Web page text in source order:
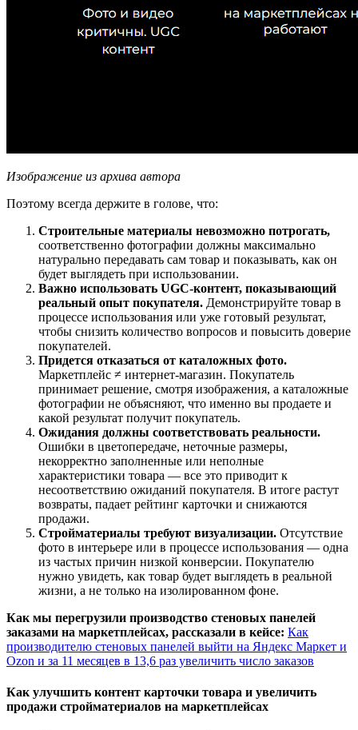
Изображение из архива автора
Поэтому всегда держите в голове, что:
Строительные материалы невозможно потрогать,
соответственно фотографии должны максимально
натурально передавать сам товар и показывать, как он
будет выглядеть при использовании.
Важно использовать UGC-контент, показывающий
реальный опыт покупателя. Демонстрируйте товар в
процессе использования или уже готовый результат,
чтобы снизить количество вопросов и повысить доверие
покупателей.
Придется отказаться от каталожных фото.
Маркетплейс ≠ интернет-магазин. Покупатель
принимает решение, смотря изображения, а каталожные
фотографии не объясняют, что именно вы продаете и
какой результат получит покупатель.
Ожидания должны соответствовать реальности.
Ошибки в цветопередаче, неточные размеры,
некорректно заполненные или неполные
характеристики товара — все это приводит к
несоответствию ожиданий покупателя. В итоге растут
возвраты, падает рейтинг карточки и снижаются
продажи.
Стройматериалы требуют визуализации. Отсутствие
фото в интерьере или в процессе использования — одна
из частых причин низкой конверсии. Покупателю
нужно увидеть, как товар будет выглядеть в реальной
жизни, а не только на изолированном фоне.
Как мы перегрузили производство стеновых панелей
заказами на маркетплейсах, рассказали в кейсе: Как
производителю стеновых панелей выйти на Яндекс Маркет и
Ozon и за 11 месяцев в 13,6 раз увеличить число заказов
Как улучшить контент карточки товара и увеличить
продажи стройматериалов на маркетплейсах